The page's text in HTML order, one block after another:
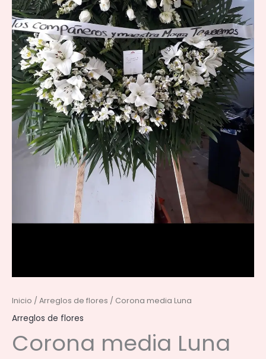
Inicio / Arreglos de flores / Corona media Luna
Arreglos de flores
Corona media Luna